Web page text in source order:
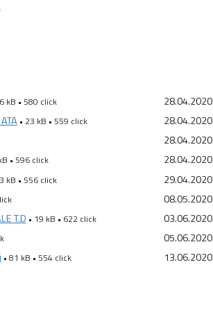
kB • 580 click
28.04.2020
• 23 kB • 559 click
28.04.2020
28.04.2020
• 596 click
28.04.2020
kB • 556 click
29.04.2020
08.05.2020
T.D • 19 kB • 622 click
03.06.2020
05.06.2020
• 81 kB • 554 click 13.06.2020